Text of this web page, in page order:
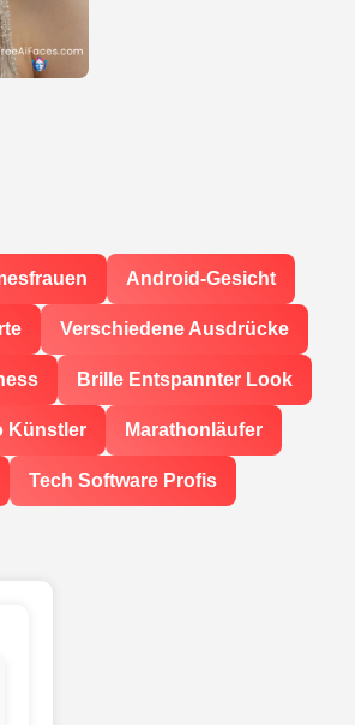
Android-Gesicht
Verschiedene Ausdrücke
Brille Entspannter Look
Künstler Marathonläufer
Tech Software Profis